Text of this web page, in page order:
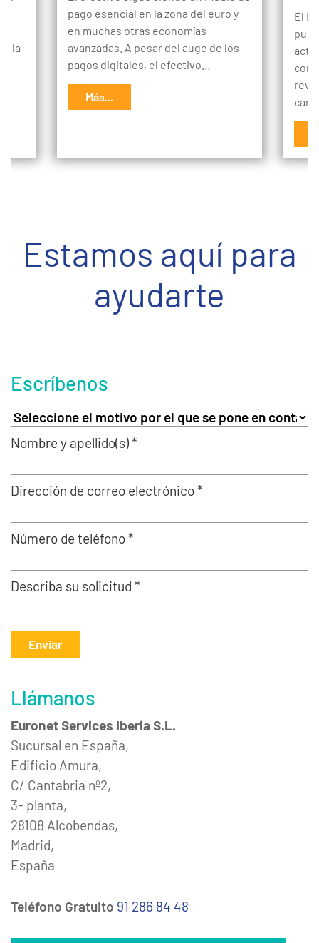
la
pago esencial en la zona del euro y
en muchas otras economías
avanzadas. A pesar del auge de los
pagos digitales, el efectivo…
Más...
El
Estamos aquí para
ayudarte
Escríbenos
Nombre y apellido(s) *
Dirección de correo electrónico *
Número de teléfono *
Describa su solicitud *
Enviar
Llámanos
Euronet Services Iberia S.L.
Sucursal en España,
Edificio Amura,
C/ Cantabria nº2,
3- planta,
28108 Alcobendas,
Madrid,
España
Teléfono Gratuito 91 286 84 48